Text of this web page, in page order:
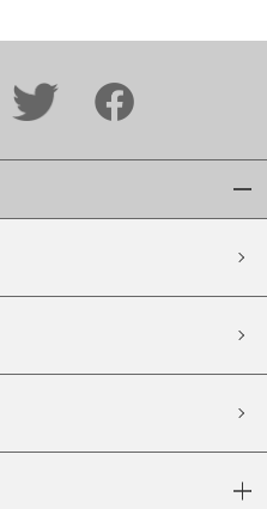
在庫なし含む